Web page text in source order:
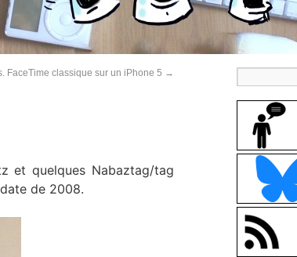
FaceTime classique sur un iPhone 5 →
et quelques Nabaztag/tag
de 2008.